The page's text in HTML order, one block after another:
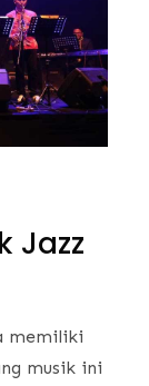
Jazz
memiliki
musik ini